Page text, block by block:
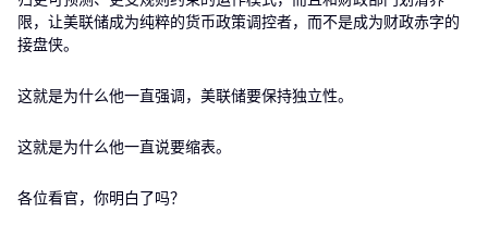
限，让美联储成为纯粹的货币政策调控者，而不是成为财政赤字的
接盘侠。
这就是为什么他一直强调，美联储要保持独立性。
这就是为什么他一直说要缩表。
各位看官，你明白了吗？